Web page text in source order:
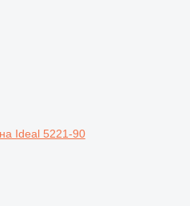
Ideal 5221-90